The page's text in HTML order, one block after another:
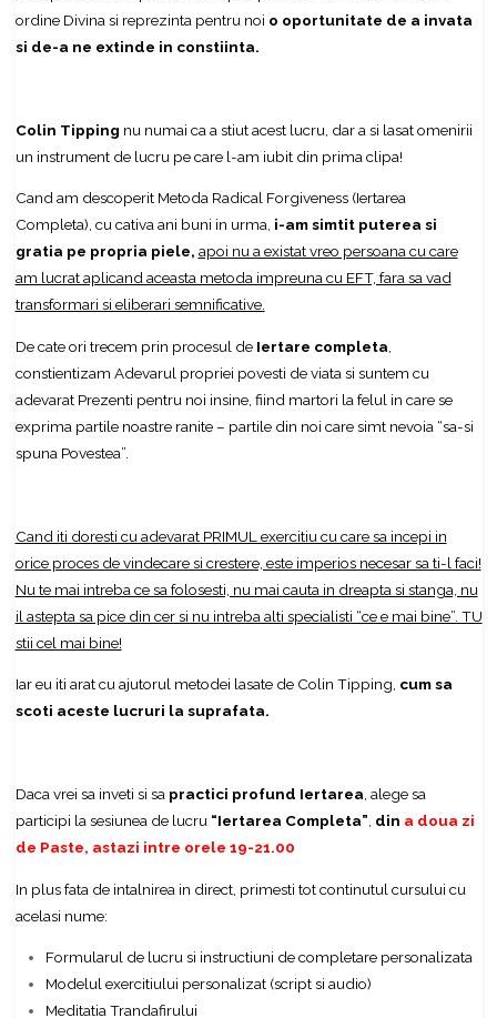
ordine Divina si reprezinta pentru noi o oportunitate de a invata
si de-a ne extinde in constiinta.
Colin Tipping nu numai ca a stiut acest lucru, dar a si lasat omenirii
un instrument de lucru pe care l-am iubit din prima clipa!
Cand am descoperit Metoda Radical Forgiveness (Iertarea
Completa), cu cativa ani buni in urma, i-am simtit puterea si
gratia pe propria piele, apoi nu a existat vreo persoana cu care
am lucrat aplicand aceasta metoda impreuna cu EFT, fara sa vad
transformari si eliberari semnificative.
De cate ori trecem prin procesul de Iertare completa
constientizam Adevarul propriei povesti de viata si suntem cu
adevarat Prezenti pentru noi insine, fiind martori la felul in care se
exprima partile noastre ranite – partile din noi care simt nevoia “sa-si
spuna Povestea”.
Cand iti doresti cu adevarat PRIMUL exercitiu cu care sa incepi in
orice proces de vindecare si crestere, este imperios necesar sa ti-l faci!
Nu te mai intreba ce sa folosesti, nu mai cauta in dreapta si stanga, nu
il astepta sa pice din cer si nu intreba alti specialisti “ce e mai bine”. TU
stii cel mai bine!
Iar eu iti arat cu ajutorul metodei lasate de Colin Tipping, cum sa
scoti aceste lucruri la suprafata.
Daca vrei sa inveti si sa practici profund Iertarea , alege sa
participi la sesiunea de lucru “Iertarea Completa” din a doua zi
de Paste, astazi intre orele 19-21.00
In plus fata de intalnirea in direct, primesti tot continutul cursului cu
acelasi nume:
Formularul de lucru si instructiuni de completare personalizata
Modelul exercitiului personalizat (script si audio)
Meditatia Trandafirului